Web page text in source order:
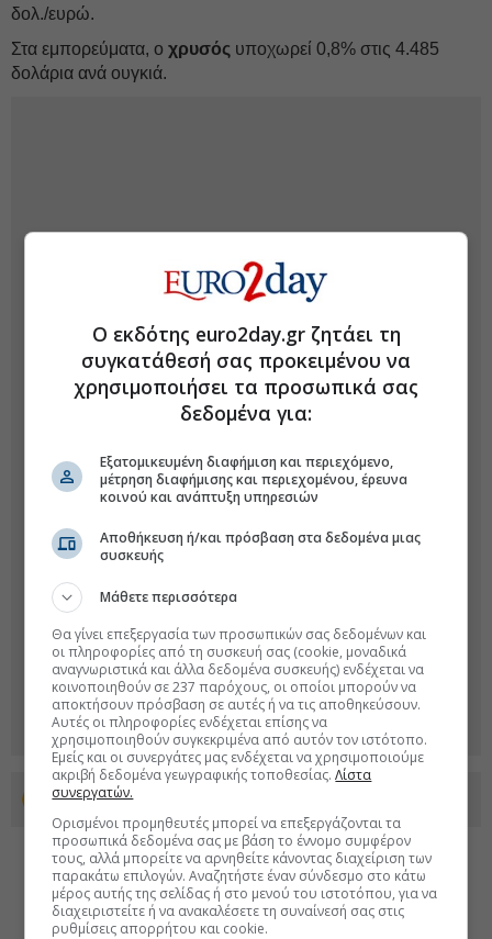
δολ./ευρώ.
Στα εμπορεύματα, ο χρυσός υποχωρεί 0,8% στις 4.485
δολάρια ανά ουγκιά.
Προσθέστε το euro2day.gr στο Discover
Ο εκδότης euro2day.gr ζητάει τη
συγκατάθεσή σας προκειμένου να
χρησιμοποιήσει τα προσωπικά σας
δεδομένα για:
Εξατομικευμένη διαφήμιση και περιεχόμενο,
μέτρηση διαφήμισης και περιεχομένου, έρευνα
κοινού και ανάπτυξη υπηρεσιών
Αποθήκευση ή/και πρόσβαση στα δεδομένα μιας
συσκευής
Μάθετε περισσότερα
Θα γίνει επεξεργασία των προσωπικών σας δεδομένων και
οι πληροφορίες από τη συσκευή σας (cookie, μοναδικά
αναγνωριστικά και άλλα δεδομένα συσκευής) ενδέχεται να
κοινοποιηθούν σε 237 παρόχους, οι οποίοι μπορούν να
αποκτήσουν πρόσβαση σε αυτές ή να τις αποθηκεύσουν.
Αυτές οι πληροφορίες ενδέχεται επίσης να
χρησιμοποιηθούν συγκεκριμένα από αυτόν τον ιστότοπο.
Εμείς και οι συνεργάτες μας ενδέχεται να χρησιμοποιούμε
ακριβή δεδομένα γεωγραφικής τοποθεσίας.Λίστα
συνεργατών.
Ορισμένοι προμηθευτές μπορεί να επεξεργάζονται τα
προσωπικά δεδομένα σας με βάση το έννομο συμφέρον
τους, αλλά μπορείτε να αρνηθείτε κάνοντας διαχείριση των
παρακάτω επιλογών. Αναζητήστε έναν σύνδεσμο στο κάτω
μέρος αυτής της σελίδας ή στο μενού του ιστοτόπου, για να
διαχειριστείτε ή να ανακαλέσετε τη συναίνεσή σας στις
ρυθμίσεις απορρήτου και cookie.